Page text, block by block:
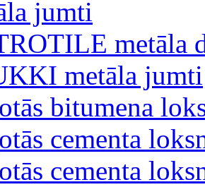
jumti
metāla
metāla jumti
bitumena
cementa
cementa